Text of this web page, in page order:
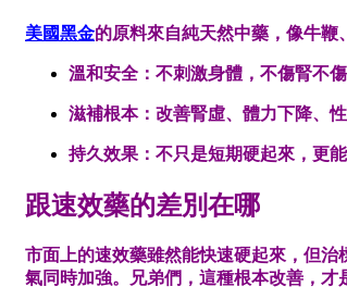
美國黑金的原料來自純天然中藥，像牛鞭
溫和安全 ：不刺激身體，不傷腎不
滋補根本：改善腎虛、體力下降、
持久效果 ：不只是短期硬起來，更
跟速效藥的差別在哪
市面上的速效藥雖然能快速硬起來，但治
氣同時加強。兄弟們，這種根本改善，才